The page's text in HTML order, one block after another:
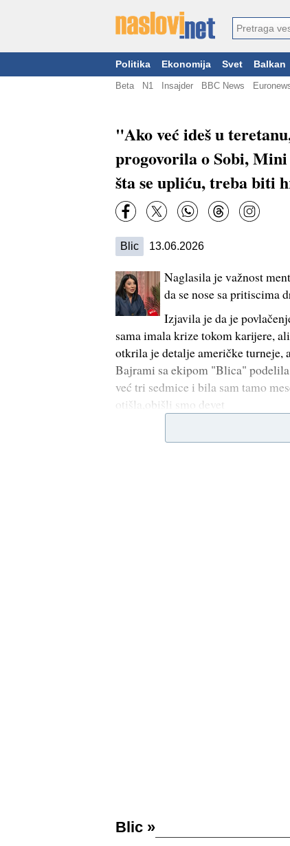
Politika Ekonomija Svet Balkan
Beta N1 Insajder BBC News
"Ako već ideš u
progovorila o Sobi,
šta se upliću, treba biti
Blic 13.06.2026
Naglasila je važnost
da se nose sa pritiscima
Izjavila je da je
sama imala krize tokom karijere,
otkrila je detalje američke turneje,
Bajrami sa ekipom "Blica"
već tri sedmice i bila sam tamo
otišla,obišli smo devet
Blic »